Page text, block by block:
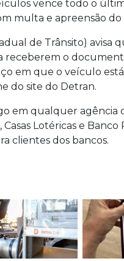
vence todo o
multa e apreensão
de Trânsito) avisa
receberem o
em que o veículo
do site do Detran.
em qualquer agência
Lotéricas e
clientes dos bancos.